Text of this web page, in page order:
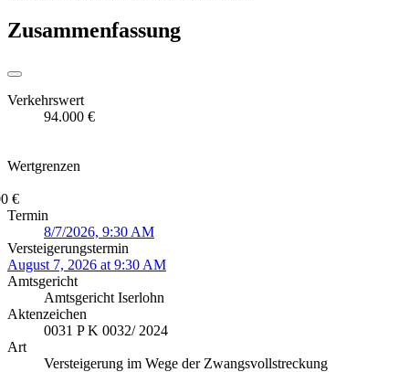
Zusammenfassung
Verkehrswert
94.000 €
Wertgrenzen
€
Termin
8/7/2026, 9:30 AM
Versteigerungstermin
August 7, 2026 at 9:30 AM
Amtsgericht
Amtsgericht Iserlohn
Aktenzeichen
0031 P K 0032/ 2024
Art
Versteigerung im Wege der Zwangsvollstreckung